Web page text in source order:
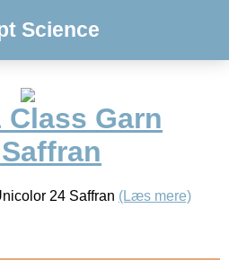
Science
Garn
24 Saffran (Læs mere)